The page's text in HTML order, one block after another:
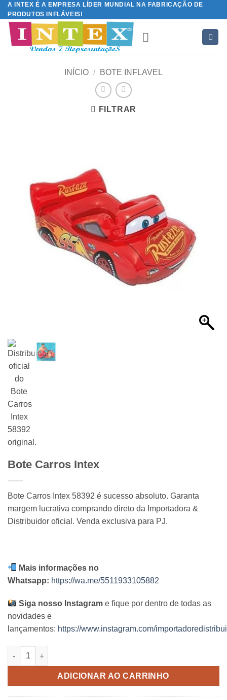
Skip
to
content
A INTEX É A EMPRESA LÍDER MUNDIAL NA FABRICAÇÃO DE
PRODUTOS INFLÁVEIS!
INÍCIO / BOTE INFLAVEL
FILTRAR
Bote Carros Intex
Bote Carros Intex 58392 é sucesso absoluto. Garanta
margem lucrativa comprando direto da Importadora &
Distribuidor oficial. Venda exclusiva para PJ.
Mais informações no
Whatsapp: https://wa.me/5511933105882
Siga nosso Instagram e fique por dentro de todas as
novidades e
lançamentos: https://www.instagram.com/
Bote Carros Intex quantidade
ADICIONAR AO CARRINHO